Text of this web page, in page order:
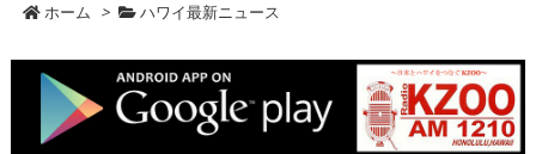
ホーム > ハワイ最新ニュース